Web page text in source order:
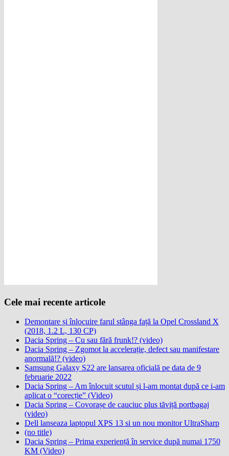
Cele mai recente articole
Demontare și înlocuire farul stânga față la Opel Crossland X
(2018, 1.2 L, 130 CP)
Dacia Spring – Cu sau fără frunk!? (video)
Dacia Spring – Zgomot la accelerație, defect sau manifestare
anormală!? (video)
Samsung Galaxy S22 are lansarea oficială pe data de 9
februarie 2022
Dacia Spring – Am înlocuit scutul și l-am montat după ce i-am
aplicat o “corecție” (Video)
Dacia Spring – Covorașe de cauciuc plus tăviță portbagaj
(video)
Dell lanseaza laptopul XPS 13 si un nou monitor UltraSharp
(no title)
Dacia Spring – Prima experiență în service după numai 1750
KM (Video)